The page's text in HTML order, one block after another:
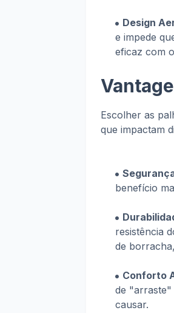
Design
e impede
eficaz com
Escolher as
que impactam
benefício
resistência
de
Conforto
de "arraste"
causar.